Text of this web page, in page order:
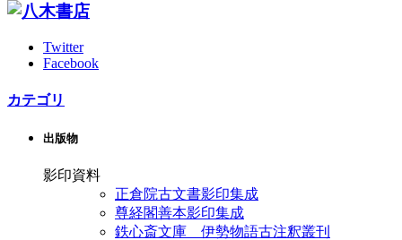
Twitter
Facebook
カテゴリ
出版物
影印資料
正倉院古文書影印集成
尊経閣善本影印集成
鉄心斎文庫 伊勢物語古注釈叢刊